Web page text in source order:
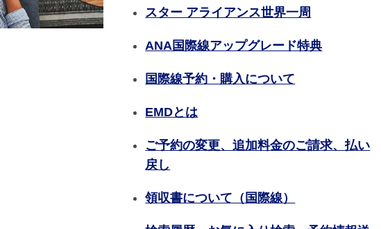
スター アライアンス世界一周
ANA国際線アップグレード特典
国際線予約・購入について
EMDとは
ご予約の変更、追加料金のご請求、払い
戻し
領収書について（国際線）